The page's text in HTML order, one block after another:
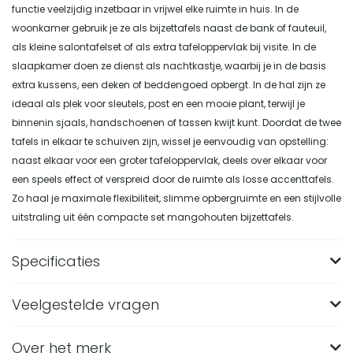
functie veelzijdig inzetbaar in vrijwel elke ruimte in huis. In de
woonkamer gebruik je ze als bijzettafels naast de bank of fauteuil,
als kleine salontafelset of als extra tafeloppervlak bij visite. In de
slaapkamer doen ze dienst als nachtkastje, waarbij je in de basis
extra kussens, een deken of beddengoed opbergt. In de hal zijn ze
ideaal als plek voor sleutels, post en een mooie plant, terwijl je
binnenin sjaals, handschoenen of tassen kwijt kunt. Doordat de twee
tafels in elkaar te schuiven zijn, wissel je eenvoudig van opstelling:
naast elkaar voor een groter tafeloppervlak, deels over elkaar voor
een speels effect of verspreid door de ruimte als losse accenttafels.
Zo haal je maximale flexibiliteit, slimme opbergruimte en een stijlvolle
uitstraling uit één compacte set mangohouten bijzettafels.
Specificaties
Merk
Veelgestelde vragen
Wat zijn de afmetingen van de Nest of Nora
Over het merk